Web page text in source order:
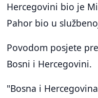
Hercegovini bio je
Pahor bio u
Povodom posjete
Bosni i Hercegovini.
"Bosna i